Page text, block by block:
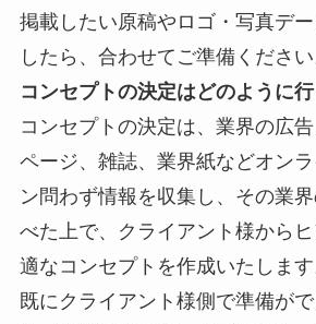
掲載したい原稿やロゴ・写真デ
したら、合わせてご準備ください
コンセプトの決定はどのように行
コンセプトの決定は、業界の広
ページ、雑誌、業界紙などオン
ン問わず情報を収集し、その業
べた上で、クライアント様から
適なコンセプトを作成いたします
既にクライアント様側で準備が